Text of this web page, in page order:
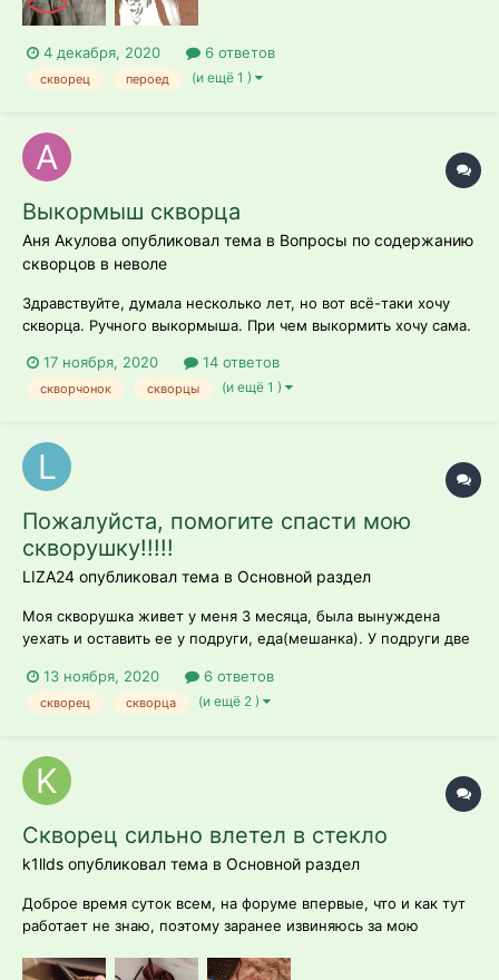
4 декабря, 2020 6 ответов
скворец пероед (и ещё 1 )
Выкормыш скворца
Аня Акулова опубликовал тема в Вопросы по содержанию
скворцов в неволе
Здравствуйте, думала несколько лет, но вот всё-таки хочу
скворца. Ручного выкормыша. При чем выкормить хочу сама.
вставить камеру для наблюдения для того чтоб потом
максимально приблизить выкармливание скворца к
17 ноября, 2020 14 ответов
скворчонок скворцы (и ещё 1 )
Пожалуйста, помогите спасти мою
скворушку!!!!!
LIZA24 опубликовал тема в Основной раздел
Моя скворушка живет у меня 3 месяца, была вынуждена
уехать и оставить ее у подруги, еда(мешанка). У подруги две
была она у подруги 1.5 недели, все время сидела в клетке.
По приезде увидела ужасную картину, у нее выпал почти
13 ноября, 2020 6 ответов
скворец скворца (и ещё 2 )
Скворец сильно влетел в стекло
k1llds опубликовал тема в Основной раздел
Доброе время суток всем, на форуме впервые, что и как тут
работает не знаю, поэтому заранее извиняюсь за мою
города два дня в теплице сидит скворец с чмт, голодный и